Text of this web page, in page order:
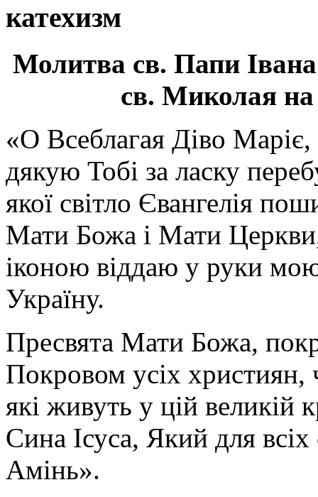
катехизм
Молитва св. Папи
св. Миколая на
«О Всеблагая Діво
дякую Тобі за ласку
якої світло Євангелія
Мати Божа і Мати
іконою віддаю у руки
Україну.
Пресвята Мати Божа,
Покровом усіх християн,
які живуть у цій великій
Сина Ісуса, Який для
Амінь».